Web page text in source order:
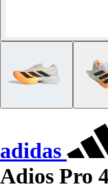
adidas
Adios Pro